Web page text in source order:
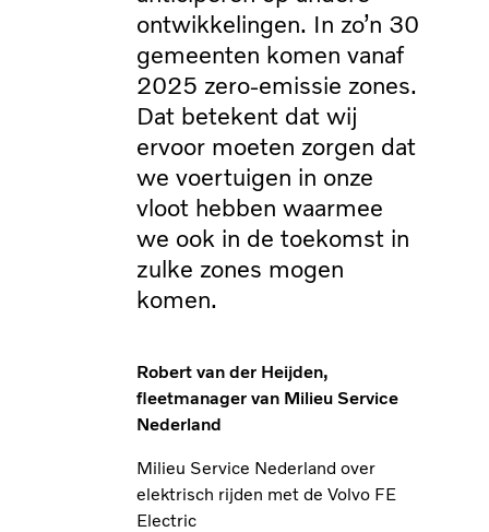
ontwikkelingen. In zo’n 30
gemeenten komen vanaf
2025 zero-emissie zones.
Dat betekent dat wij
ervoor moeten zorgen dat
we voertuigen in onze
vloot hebben waarmee
we ook in de toekomst in
zulke zones mogen
komen.
Robert van der Heijden,
fleetmanager van Milieu Service
Nederland
Milieu Service Nederland over
elektrisch rijden met de Volvo FE
Electric